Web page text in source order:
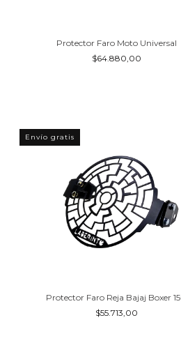
Protector Faro Moto Universal
$64.880,00
Envío gratis
Protector Faro Reja Bajaj Boxer
$55.713,00